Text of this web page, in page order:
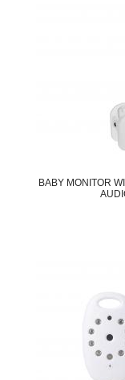
BABY MONITOR